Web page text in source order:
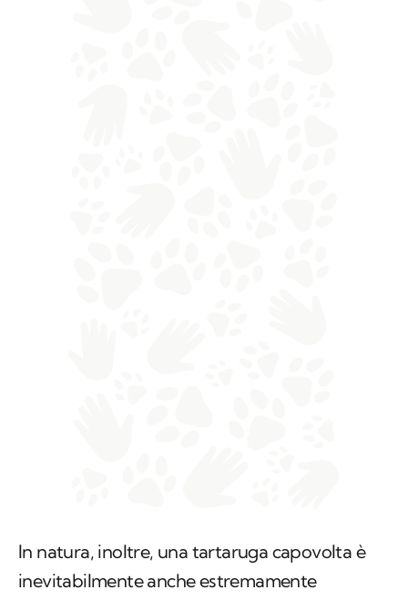
In natura, inoltre, una tartaruga capovolta è
inevitabilmente anche estremamente